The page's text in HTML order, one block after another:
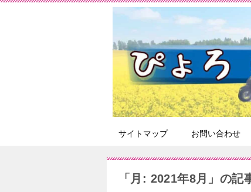
サイトマップ お問い合わせ
「月: 2021年8月 」の記